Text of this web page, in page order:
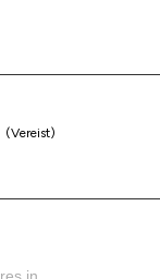
(Vereist)